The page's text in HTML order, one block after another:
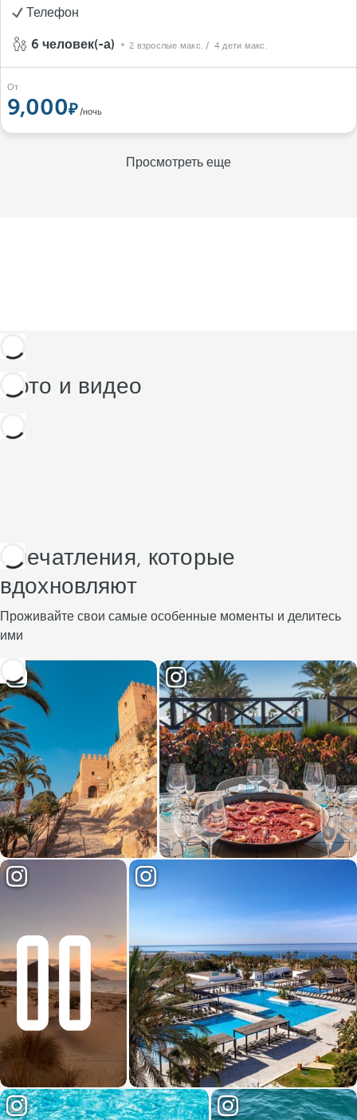
Телефон
6 человек(-а) 2 взрослые макс. / 4 дети макс.
От
9,000 /ночь
Просмотреть еще
Фото и видео
Впечатления, которые
вдохновляют
Проживайте свои самые особенные моменты и делитесь
ими